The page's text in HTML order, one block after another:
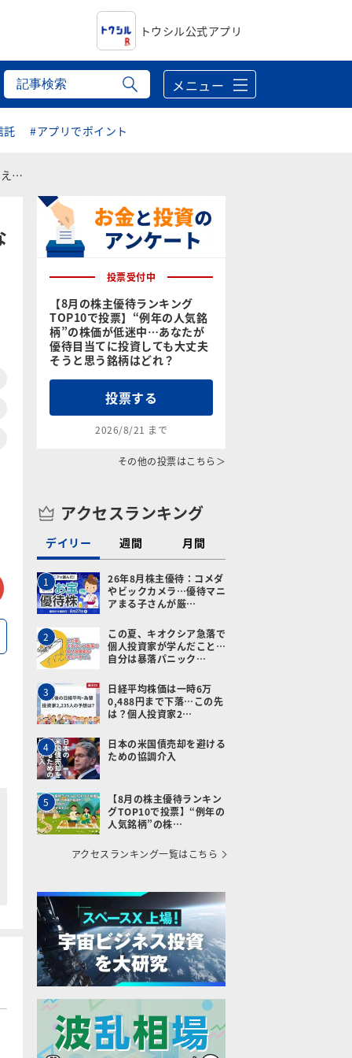
トウシル公式アプリ
メニュー
託 #アプリでポイント
ト
メールで送る
投票受付中
【8月の株主優待ランキング
TOP10で投票】“例年の人気銘
柄”の株価が低迷中…あなたが
優待目当てに投資しても大丈夫
そうと思う銘柄はどれ？
投票する
2026/8/21 まで
その他の投票はこちら＞
アクセスランキング
デイリー 週間 月間
1
26年8月株主優待：コメダ
やビックカメラ…優待マニ
アまる子さんが厳…
2
この夏、キオクシア急落で
個人投資家が学んだこと…
自分は暴落パニック…
3
日経平均株価は一時6万
0,488円まで下落…この先
は？個人投資家2…
4
日本の米国債売却を避ける
ための協調介入
5
【8月の株主優待ランキン
グTOP10で投票】“例年の
人気銘柄”の株…
アクセスランキング一覧はこちら